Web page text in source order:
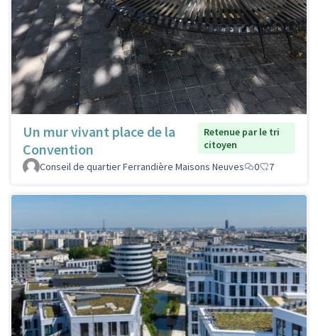
Un mur vivant place de la
Convention
Retenue par le tri
citoyen
Conseil de quartier Ferrandière Maisons Neuves
0 7